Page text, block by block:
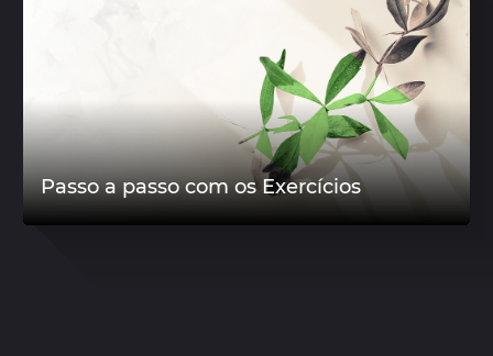
Passo a passo com os Exercícios